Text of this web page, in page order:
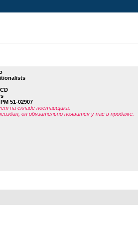
CD
PM 51-02907
на складе поставщика.
он обязательно появится у нас в продаже.